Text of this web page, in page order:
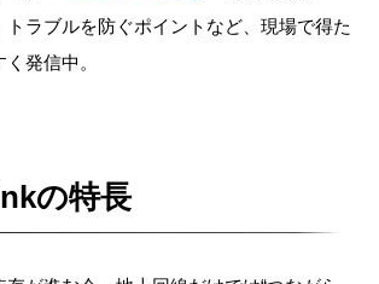
トラブルを防ぐポイントなど、現場で得た
発信中。
の特長